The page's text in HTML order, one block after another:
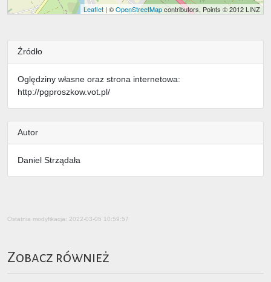
Leaflet | ©OpenStreetMapcontributors, Points © 2012 LINZ
Źródło
Oględziny własne oraz strona internetowa:
http://pgproszkow.vot.pl/
Autor
Daniel Strządała
Ostatnia modyfikacja: 2022-03-05 10:59:57
Zobacz również